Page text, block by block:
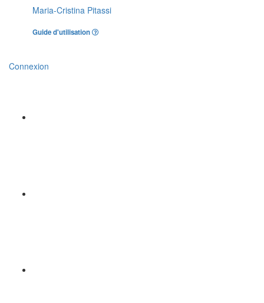
Maria-Cristina Pitassi
Guide d'utilisation
Connexion